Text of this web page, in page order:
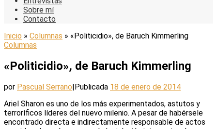
Sobre mí
Contacto
Inicio » Columnas » «Politicidio», de Baruch Kimmerling
Columnas
«Politicidio», de Baruch Kimmerling
por Pascual Serrano|Publicada 18 de enero de 2014
Ariel Sharon es uno de los más experimentados, astutos y
terroríficos líderes del nuevo milenio. A pesar de habérsele
encontrado directa e indirectamente responsable de actos